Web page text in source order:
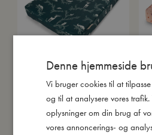
Puslepude - Night
Denne hjemmeside
Vi bruger cookies til at
og til at analysere vores
oplysninger om din brug af
vores annoncerings- og